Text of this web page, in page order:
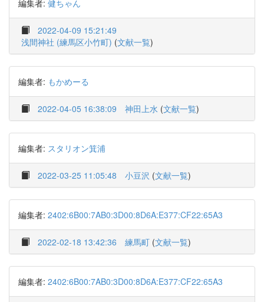
編集者: 健ちゃん
2022-04-09 15:21:49
浅間神社 (練馬区小竹町) (文献一覧)
編集者: もかめーる
2022-04-05 16:38:09 神田上水 (文献一覧)
編集者: スタリオン箕浦
2022-03-25 11:05:48 小豆沢 (文献一覧)
編集者: 2402:6B00:7AB0:3D00:8D6A:E377:CF22:65A3
2022-02-18 13:42:36 練馬町 (文献一覧)
編集者: 2402:6B00:7AB0:3D00:8D6A:E377:CF22:65A3